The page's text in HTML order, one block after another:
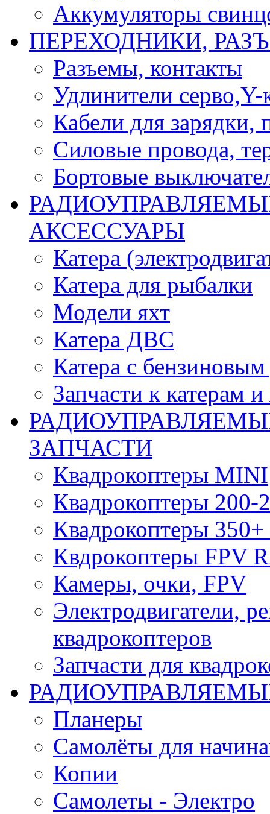
Аккумуляторы
ПЕРЕХОДНИКИ,
Разъемы, контакты
Удлинители серво,Y-
Кабели для зарядки,
Силовые провода,
Бортовые
АКСЕССУАРЫ
Катера
Катера для рыбалки
Модели яхт
Катера ДВС
Катера с бензиновым
Запчасти к катерам
ЗАПЧАСТИ
Квадрокоптеры MINI
Квадрокоптеры 200-
Квадрокоптеры 350+
Квдрокоптеры FPV
Камеры, очки, FPV
Электродвигатели,
квадрокоптеров
Запчасти для
Планеры
Самолёты для
Копии
Самолеты - Электро